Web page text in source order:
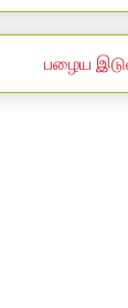
பழைய